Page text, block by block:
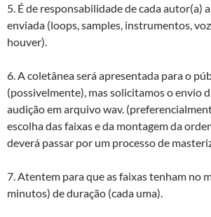
5. É de responsabilidade de cada autor(a)
enviada (loops, samples, instrumentos,
houver).
6. A coletânea será apresentada para o
(possivelmente), mas solicitamos o envio
audição em arquivo wav.
escolha das faixas e da montagem da
deverá passar por um processo de
7. Atentem para que as faixas tenham no
minutos) de duração (cada uma).